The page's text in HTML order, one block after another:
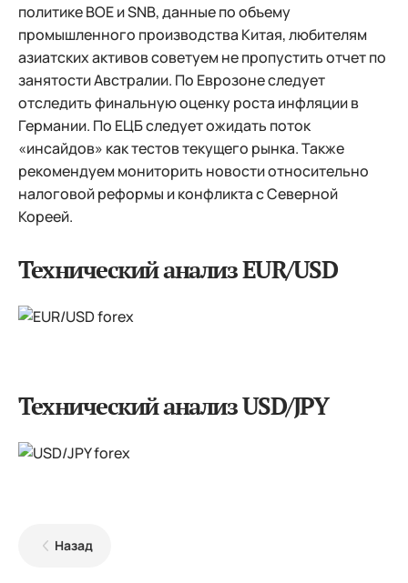
политике BOE и SNB, данные по объему
промышленного производства Китая, любителям
азиатских активов советуем не пропустить отчет по
занятости Австралии. По Еврозоне следует
отследить финальную оценку роста инфляции в
Германии. По ЕЦБ следует ожидать поток
«инсайдов» как тестов текущего рынка. Также
рекомендуем мониторить новости относительно
налоговой реформы и конфликта с Северной
Кореей.
Технический анализ EUR/USD
Технический анализ USD/JPY
Назад